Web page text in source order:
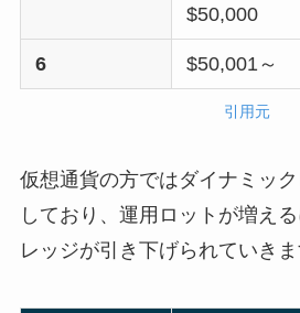
$50,000
6 $50,001～
引用元
仮想通貨の方ではダイナミッ
しており、運用ロットが増え
レッジが引き下げられていきま